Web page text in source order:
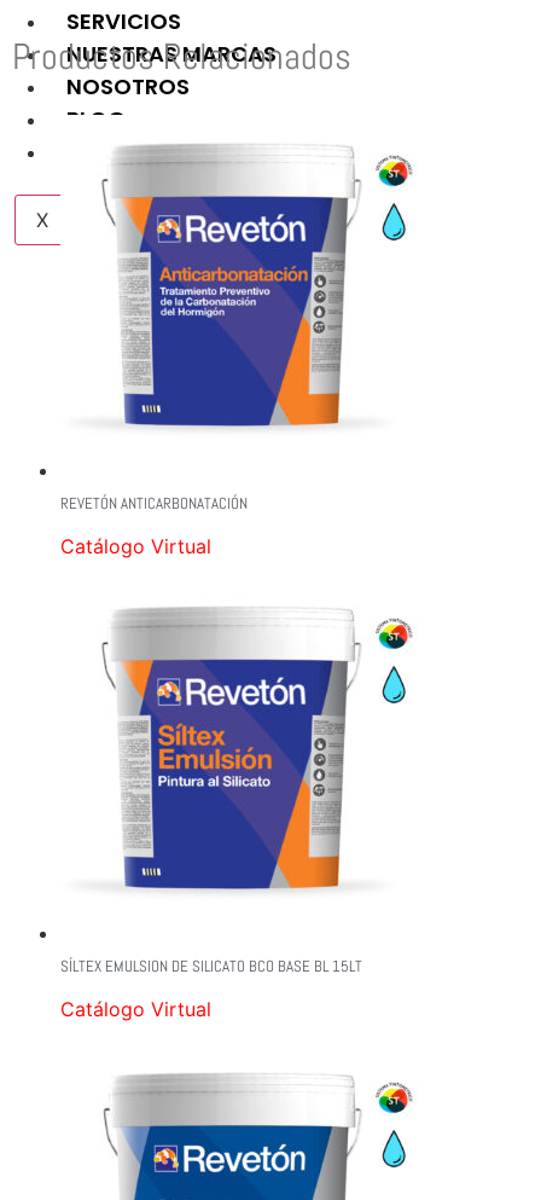
SERVICIOS
NUESTRAS MARCAS
NOSOTROS
BLOG
CONTACTO
X
Productos Relacionados
REVETÓN ANTICARBONATACIÓN
Catálogo Virtual
SÍLTEX EMULSION DE SILICATO BCO BASE BL 15LT
Catálogo Virtual